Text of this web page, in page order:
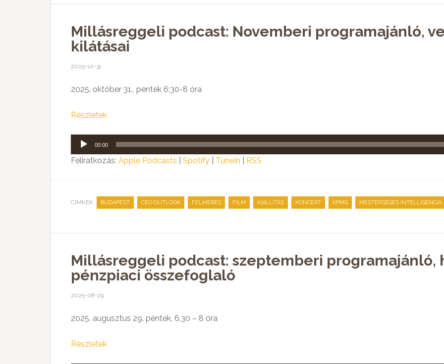
Millásreggeli podcast: Novemberi programajánló,
kilátásai
2025-10-31
2025. október 31., péntek 6:30-8 óra
Részletek
Audió
lejátszó
00:00
Feliratkozás: Apple Podcasts Spotify TuneIn RSS
CÍMKÉK: BUDAPEST , CEO OUTLOOK , FELMÉRÉS , FILM , KIÁLLÍTÁS , KONCERT , KPMG , MESTERSÉGES INTELLIGENCIA
Millásreggeli podcast: szeptemberi programajánló,
pénzpiaci összefoglaló
2025-08-29
2025. augusztus 29. péntek, 6.30 – 8 óra
Részletek